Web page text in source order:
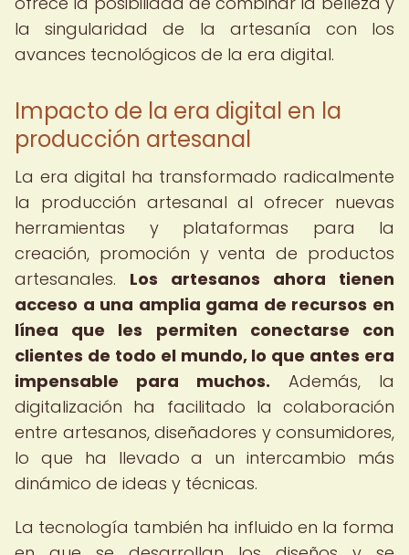
la singularidad de la artesanía con los
avances tecnológicos de la era digital.
Impacto de la era digital en la
producción artesanal
La era digital ha transformado radicalmente
la producción artesanal al ofrecer nuevas
herramientas y plataformas para la
creación, promoción y venta de productos
artesanales. Los artesanos ahora tienen
acceso a una amplia gama de recursos en
línea que les permiten conectarse con
clientes de todo el mundo, lo que antes era
impensable para muchos. Además, la
digitalización ha facilitado la colaboración
entre artesanos, diseñadores y consumidores,
lo que ha llevado a un intercambio más
dinámico de ideas y técnicas.
La tecnología también ha influido en la forma